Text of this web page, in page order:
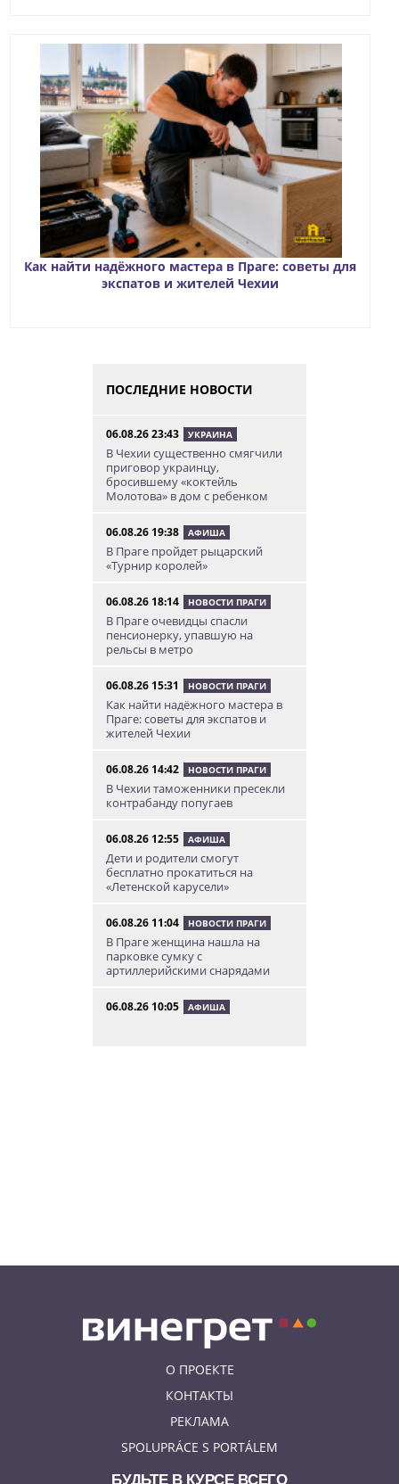
Как найти надёжного мастера в Праге: советы для
экспатов и жителей Чехии
ПОСЛЕДНИЕ НОВОСТИ
06.08.26 23:43 УКРАИНА
В Чехии существенно смягчили
приговор украинцу,
бросившему «коктейль
Молотова» в дом с ребенком
06.08.26 19:38 АФИША
В Праге пройдет рыцарский
«Турнир королей»
06.08.26 18:14 НОВОСТИ ПРАГИ
В Праге очевидцы спасли
пенсионерку, упавшую на
рельсы в метро
06.08.26 15:31 НОВОСТИ ПРАГИ
Как найти надёжного мастера в
Праге: советы для экспатов и
жителей Чехии
06.08.26 14:42 НОВОСТИ ПРАГИ
В Чехии таможенники пресекли
контрабанду попугаев
06.08.26 12:55 АФИША
Дети и родители смогут
бесплатно прокатиться на
«Летенской карусели»
06.08.26 11:04 НОВОСТИ ПРАГИ
В Праге женщина нашла на
парковке сумку с
артиллерийскими снарядами
06.08.26 10:05 АФИША
О ПРОЕКТЕ
КОНТАКТЫ
РЕКЛАМА
SPOLUPRÁCE S PORTÁLEM
БУДЬТЕ В КУРСЕ ВСЕГО